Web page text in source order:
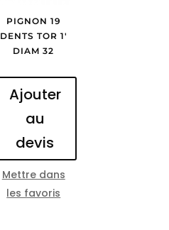
PIGNON 19
DENTS TOR 1′
DIAM 32
Ajouter
au
devis
Mettre dans
les favoris